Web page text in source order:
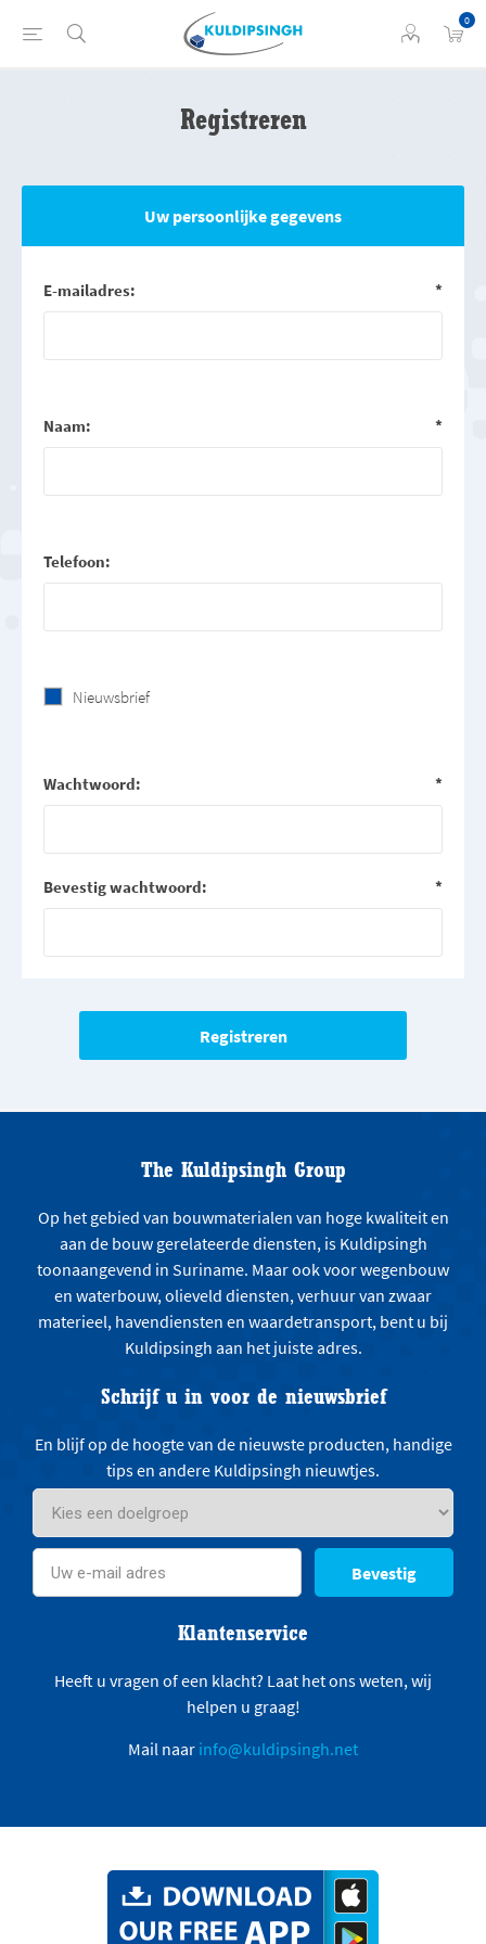
0
Registreren
Uw persoonlijke gegevens
E-mailadres: *
Naam: *
Telefoon:
Nieuwsbrief
Wachtwoord: *
Bevestig wachtwoord: *
The Kuldipsingh Group
Op het gebied van bouwmaterialen van hoge kwaliteit en
aan de bouw gerelateerde diensten, is Kuldipsingh
toonaangevend in Suriname. Maar ook voor wegenbouw
en waterbouw, olieveld diensten, verhuur van zwaar
materieel, havendiensten en waardetransport, bent u bij
Kuldipsingh aan het juiste adres.
Schrijf u in voor de nieuwsbrief
En blijf op de hoogte van de nieuwste producten, handige
tips en andere Kuldipsingh nieuwtjes.
Bevestig
Klantenservice
Heeft u vragen of een klacht? Laat het ons weten, wij
helpen u graag!
Mail naar info@kuldipsingh.net